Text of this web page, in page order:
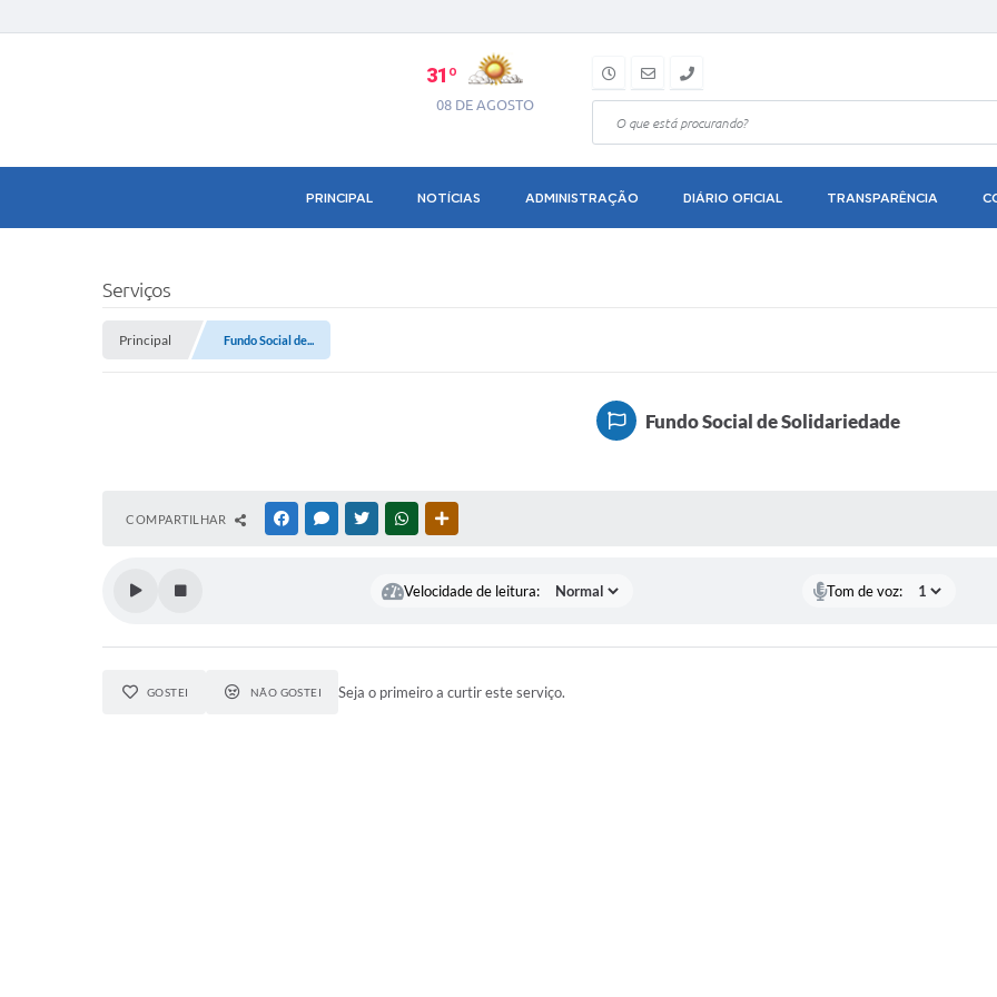
31º
08 DE AGOSTO
PRINCIPAL NOTÍCIAS ADMINISTRAÇÃO DIÁRIO OFICIAL TRANSPARÊNCIA
Serviços
Principal Fundo Social de...
Fundo Social de Solidariedade
COMPARTILHAR FACEBOOKMESSENGER
TWITTERWHATSAPP
Velocidade de leitura: Tom de voz:
GOSTEI NÃO GOSTEI Seja o primeiro a curtir este serviço.